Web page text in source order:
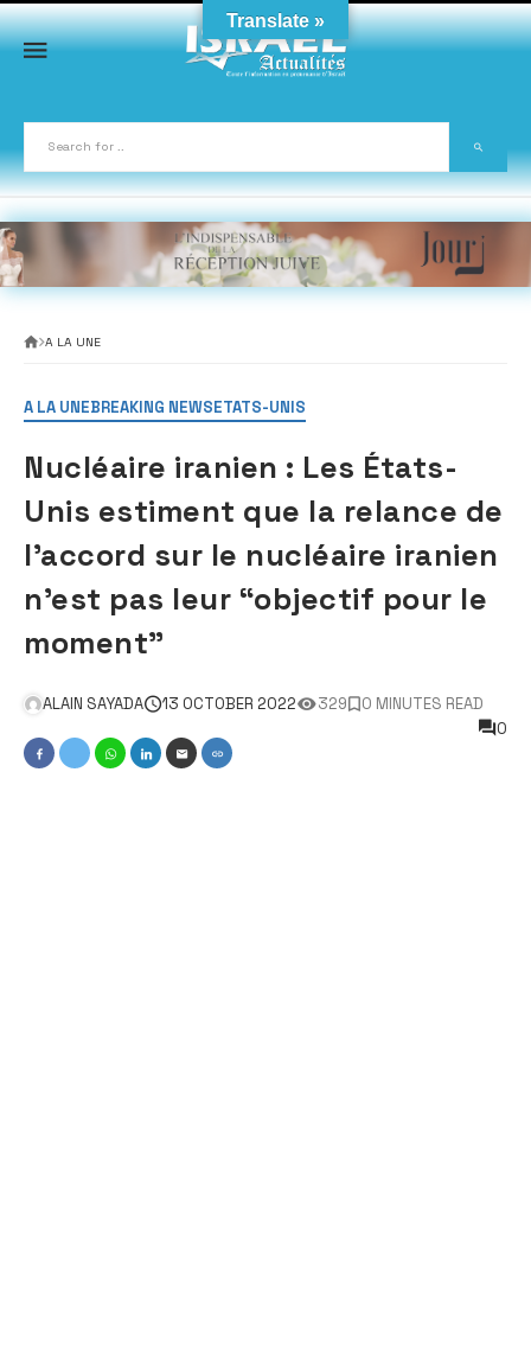
Skip
to
content
A LA UNE
A LA UNEBREAKING NEWSETATS-UNIS
Nucléaire iranien : Les États-
Unis estiment que la relance de
l’accord sur le nucléaire iranien
n’est pas leur “objectif pour le
moment”
ALAIN SAYADA 13 OCTOBER 2022 329
0 MINUTES READ
0
Translate »